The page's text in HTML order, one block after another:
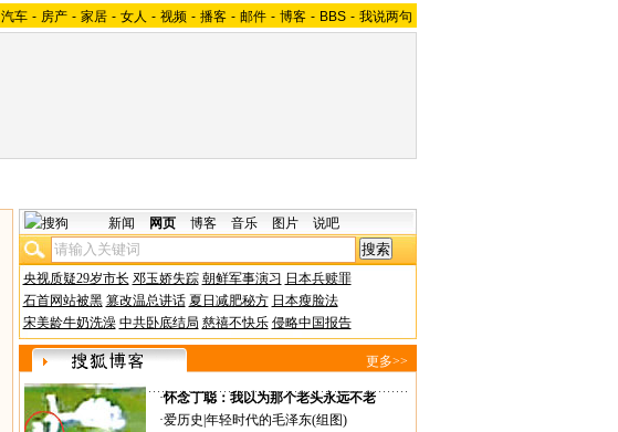
汽车 - 房产 - 家居 - 女人 - 视频 - 播客 - 邮件 - 博客 - BBS - 我说两句
新闻 网页 博客 音乐 图片 说吧
央视质疑29岁市长 邓玉娇失踪 朝鲜军事演习 日本兵赎罪
石首网站被黑 篡改温总讲话 夏日减肥秘方 日本瘦脸法
宋美龄牛奶洗澡 中共卧底结局 慈禧不快乐 侵略中国报告
更多>>
·怀念丁聪：我以为那个老头永远不老
·爱历史 年轻时代的毛泽东(组图)